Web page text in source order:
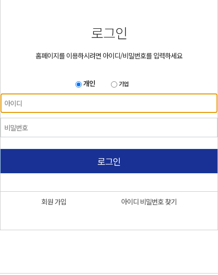
로그인
홈페이지를 이용하시려면 아이디/비밀번호를 입력하세요
개인 기업
로그인
회원 가입 아이디 비밀번호 찾기